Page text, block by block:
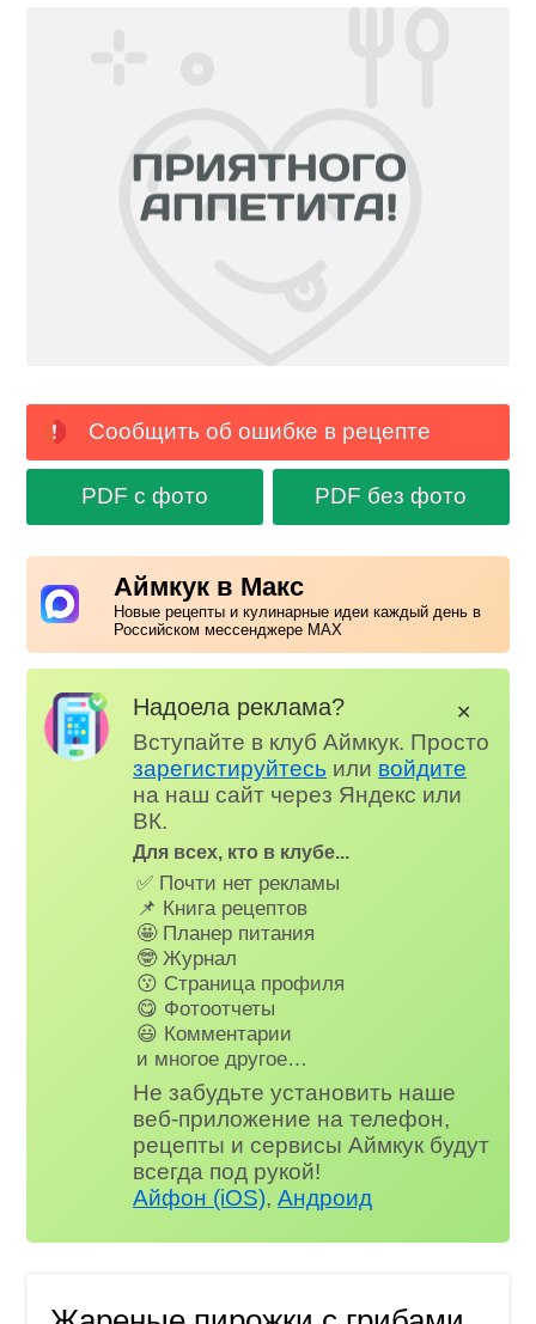
Сообщить об ошибке в рецепте
PDF с фото PDF без фото
Аймкук в Макс
Новые рецепты и кулинарные идеи каждый день в
Российском мессенджере MAX
Надоела реклама?
Вступайте в клуб Аймкук. Просто
зарегистируйтесь или войдите
на наш сайт через Яндекс или
ВК.
Для всех, кто в клубе...
✅ Почти нет рекламы
📌 Книга рецептов
🤩 Планер питания
🤓 Журнал
😗 Страница профиля
😋 Фотоотчеты
😃 Комментарии
и многое другое…
Не забудьте установить наше
веб-приложение на телефон,
рецепты и сервисы Аймкук будут
всегда под рукой!
Айфон (iOS),Андроид
✕